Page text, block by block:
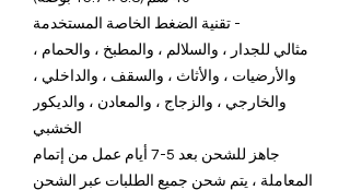
- تقنية الضغط الخاصة المستخدمة
مثالي للجدار ، والسلالم ، والمطبخ ، والحمام ،
والأرضيات ، والأثاث ، والسقف ، والداخلي ،
والخارجي ، والزجاج ، والمعادن ، والديكور
الخشبي
جاهز للشحن بعد 5-7 أيام عمل من إتمام
المعاملة ، يتم شحن جميع الطلبات عبر الشحن